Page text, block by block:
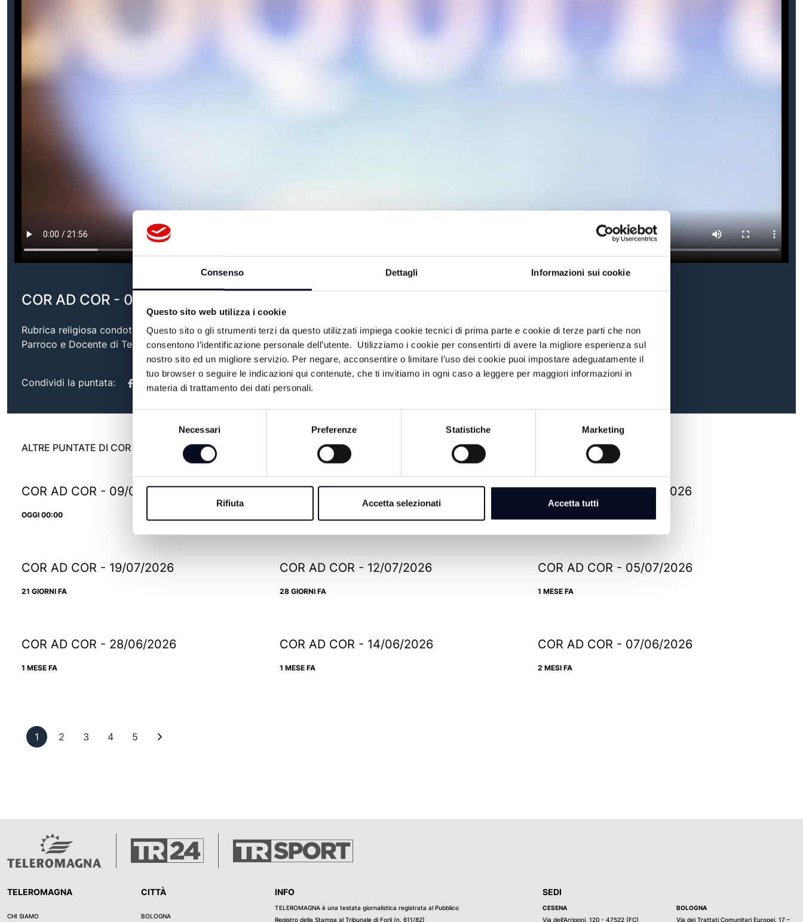
Consenso Dettagli Informazioni sui cookie
Questo sito web utilizza i cookie
Questo sito o gli strumenti terzi da questo utilizzati impiega cookie tecnici di prima parte e cookie di terze parti che non
consentono l’identificazione personale dell’utente. Utilizziamo i cookie per consentirti di avere la migliore esperienza sul
nostro sito ed un migliore servizio. Per negare, acconsentire o limitare l’uso dei cookie puoi impostare adeguatamente il
tuo browser o seguire le indicazioni qui contenute, che ti invitiamo in ogni caso a leggere per maggiori informazioni in
materia di trattamento dei dati personali.
Selezione
Necessari Preferenze Statistiche Marketing
Rifiuta Accetta selezionati Accetta tutti
COR AD COR - 03/05/2026
Rubrica religiosa condotta da Don Davide Brighi, Presbitero della Diocesi di Forlì-Bertinoro,
Parroco e Docente di Teologia.
Condividi la puntata:
ALTRE PUNTATE DI COR AD COR
COR AD COR - 09/08/2026
OGGI 00:00
COR AD COR - 26/07/2026 COR AD COR - 26/07/2026
COR AD COR - 19/07/2026
21 GIORNI FA
COR AD COR - 12/07/2026
28 GIORNI FA
COR AD COR - 05/07/2026
1 MESE FA
COR AD COR - 28/06/2026
1 MESE FA
COR AD COR - 14/06/2026
1 MESE FA
COR AD COR - 07/06/2026
2 MESI FA
1 Pagina 1
2 Pagina 2
3 Pagina 3
4Pagina 4
5 Pagina 5
TELEROMAGNA
CHI SIAMO
CITTÀ
BOLOGNA
INFO
TELEROMAGNA è una testata giornalistica registrata al Pubblico
Registro della Stampa al Tribunale di Forli (n. 611/82)
SEDI
CESENA
Via dell’Arrigoni, 120 - 47522 (FC)
BOLOGNA
Via dei Trattati Comunitari Europei, 17 –